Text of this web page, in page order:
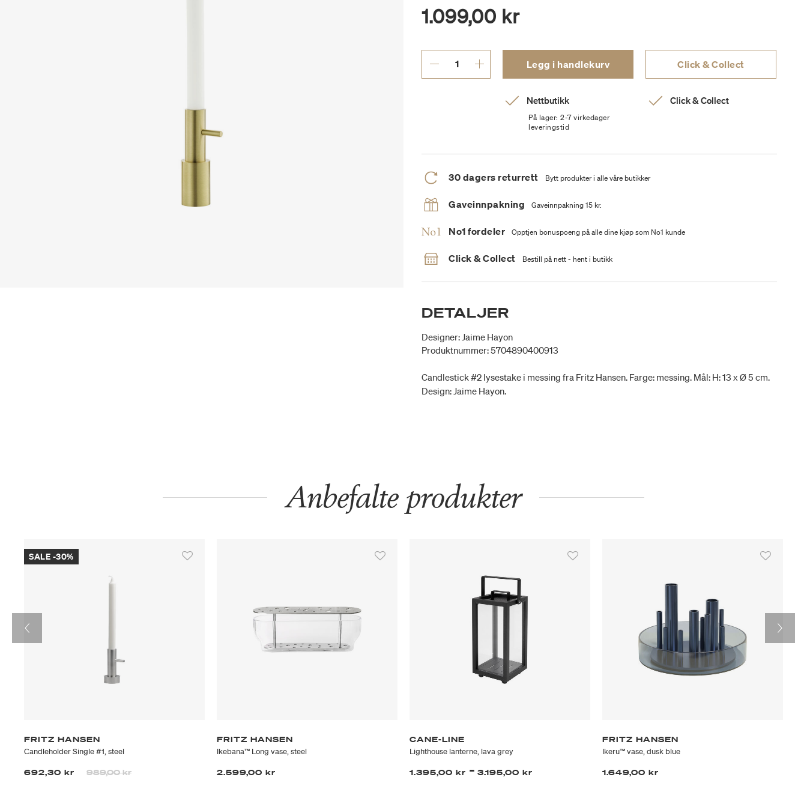
1.099,00 kr
Legg i handlekurv Click & Collect
Nettbutikk
På lager: 2-7 virkedager
leveringstid
Click & Collect
30 dagers returrett Bytt produkter i alle våre butikker
Gaveinnpakning Gaveinnpakning 15 kr.
No1 fordeler Opptjen bonuspoeng på alle dine kjøp som No1 kunde
Click & Collect Bestill på nett - hent i butikk
DETALJER
Designer: Jaime Hayon
Produktnummer: 5704890400913
Candlestick #2 lysestake i messing fra Fritz Hansen. Farge: messing. Mål: H: 13 x Ø 5 cm.
Design: Jaime Hayon.
Anbefalte produkter
SALE -30%
FRITZ HANSEN
Candleholder Single #1, steel
692,30 kr Prisen er nedsatt fra
989,00 krtil
FRITZ HANSEN
Ikebana™ Long vase, steel
2.599,00 kr
CANE-LINE
Lighthouse lanterne, lava grey
1.395,00 kr - 3.195,00 kr
FRITZ HANSEN
Ikeru™ vase, dusk blue
1.649,00 kr